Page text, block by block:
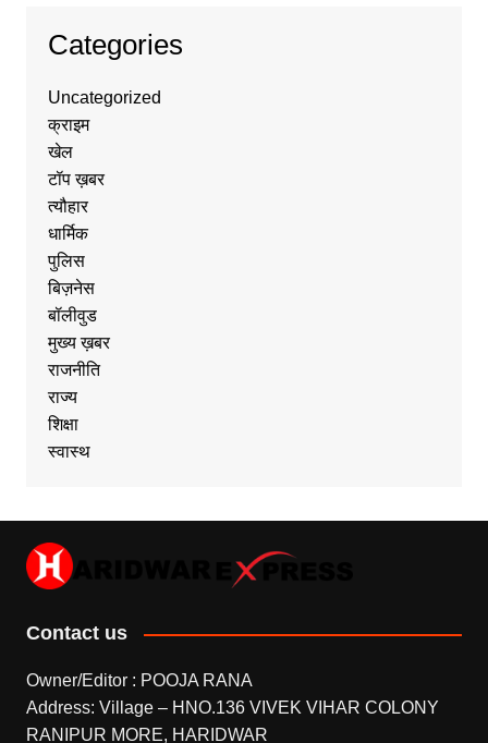
Categories
Uncategorized
क्राइम
खेल
टॉप ख़बर
त्यौहार
धार्मिक
पुलिस
बिज़नेस
बॉलीवुड
मुख्य ख़बर
राजनीति
राज्य
शिक्षा
स्वास्थ
Contact us
Owner/Editor : POOJA RANA
Address: Village – HNO.136 VIVEK VIHAR COLONY
RANIPUR MORE, HARIDWAR